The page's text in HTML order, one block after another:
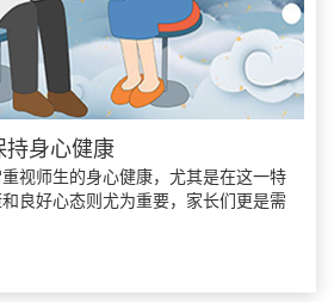
持身心健康
视师生的身心健康，尤其是在这一特
良好心态则尤为重要，家长们更是需